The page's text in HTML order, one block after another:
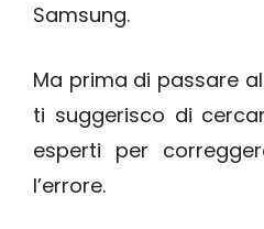
Samsung.
Ma prima di passare
ti suggerisco di
esperti per
l’errore.